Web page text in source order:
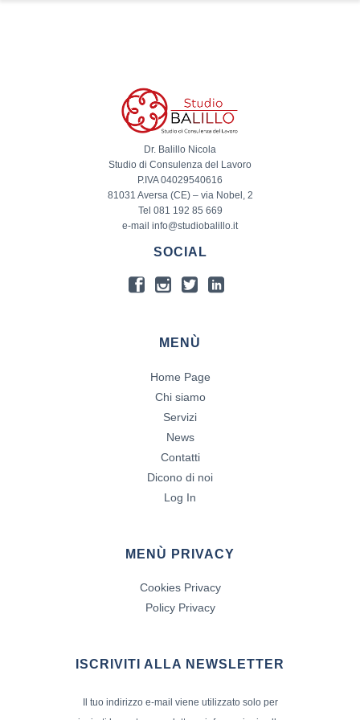
Dr. Balillo Nicola
Studio di Consulenza del Lavoro
P.IVA 04029540616
81031 Aversa (CE) – via Nobel, 2
Tel 081 192 85 669
e-mail info@studiobalillo.it
SOCIAL
MENÙ
Home Page
Chi siamo
Servizi
News
Contatti
Dicono di noi
Log In
MENÙ PRIVACY
Cookies Privacy
Policy Privacy
ISCRIVITI ALLA NEWSLETTER
Il tuo indirizzo e-mail viene utilizzato solo per